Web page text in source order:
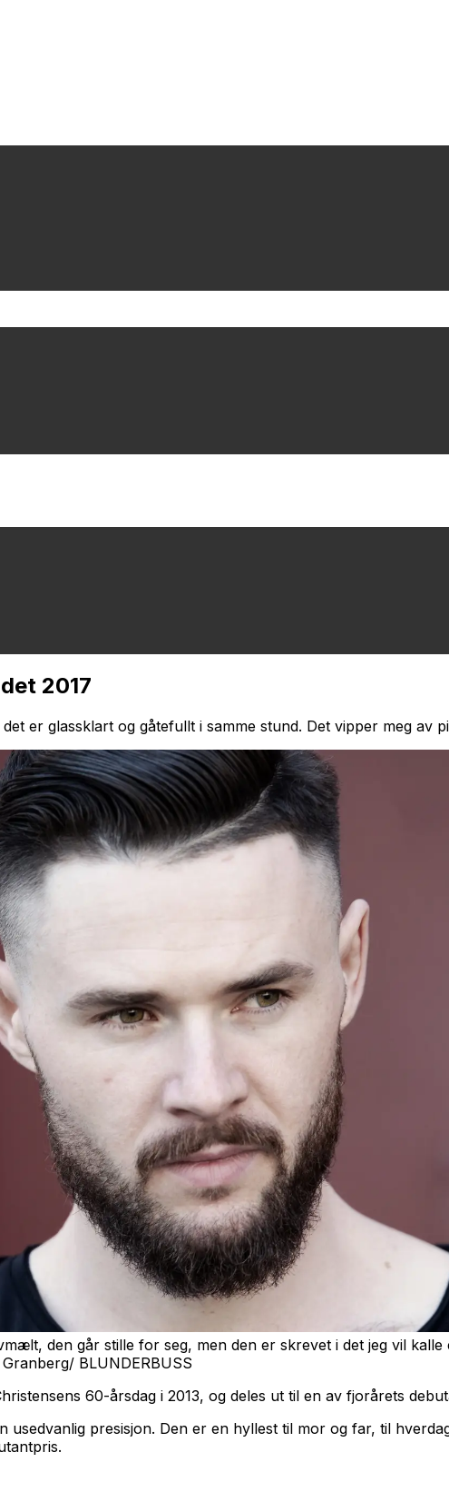
2017
det er glassklart og gåtefullt i samme stund. Det vipper meg av
den går stille for seg, men den er skrevet i det jeg vil
BLUNDERBUSS
60-årsdag i 2013, og deles ut til en av fjorårets
usedvanlig presisjon. Den er en hyllest til mor og far, til